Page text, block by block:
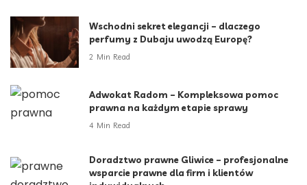
Wschodni sekret elegancji – dlaczego
perfumy z Dubaju uwodzą Europę?
2 Min Read
Adwokat Radom – Kompleksowa pomoc
prawna na każdym etapie sprawy
4 Min Read
Doradztwo prawne Gliwice – profesjonalne
wsparcie prawne dla firm i klientów